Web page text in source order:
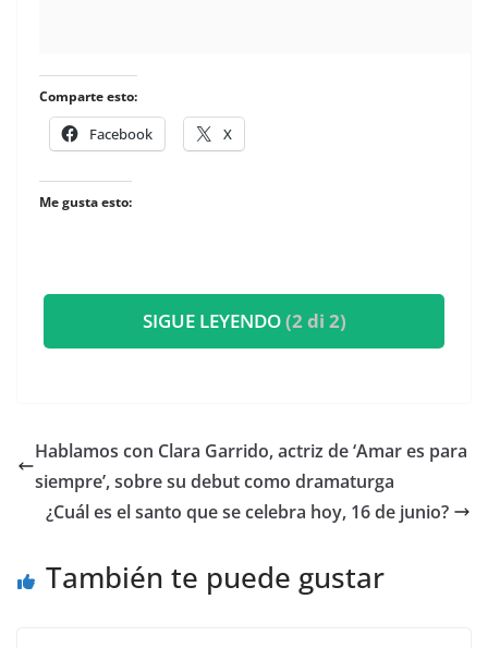
Comparte esto:
Facebook X
Me gusta esto:
SIGUE LEYENDO(2 di 2)
​Hablamos con Clara Garrido, actriz de ‘Amar es para
siempre’, sobre su debut como dramaturga
​¿Cuál es el santo que se celebra hoy, 16 de junio?
También te puede gustar